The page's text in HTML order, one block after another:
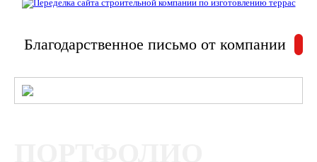
Благодарственное письмо от компании